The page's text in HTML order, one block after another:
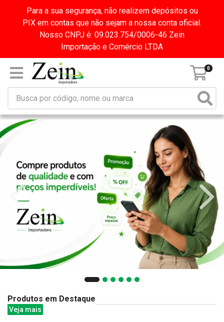
Para a sua segurança, não realizem depósitos ou
PIX em contas que não sejam a nossa conta oficial.
Nosso CNPJ é: 09.023.754/0006-46 Zein
Importação e Comércio LTDA
0
Produtos em Destaque
Veja mais